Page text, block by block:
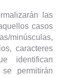
las
casos
minúsculas,
caracteres
identifican
permitirán